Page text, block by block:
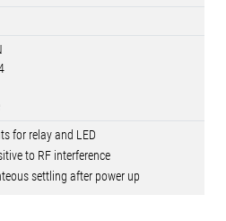
for relay and LED
to RF interference
settling after power up